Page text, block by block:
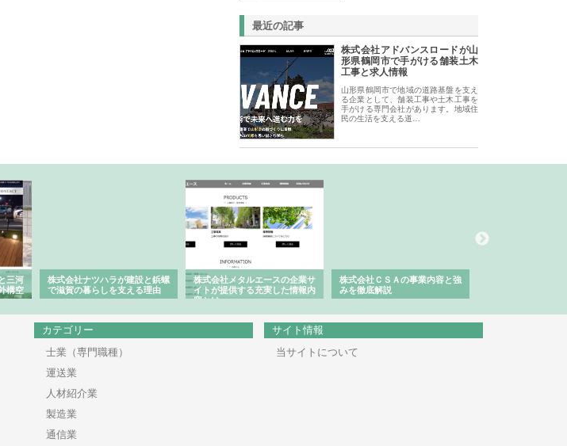
最近の記事
株式会社アドバンスロードが山
形県鶴岡市で手がける舗装土木
工事と求人情報
山形県鶴岡市で地域の道路基盤を支え
る企業として、舗装工事や土木工事を
手がける専門会社があります。地域住
民の生活を支える道…
三河
構空
株式会社ナツハラが建設と鋲螺
で滋賀の暮らしを支える理由
株式会社メタルエースの企業サ
イトが提供する充実した情報内
容とは
株式会社ＣＳＡの事業内容と強
みを徹底解説
カテゴリー
士業（専門職種）
運送業
人材紹介業
製造業
通信業
サイト情報
当サイトについて